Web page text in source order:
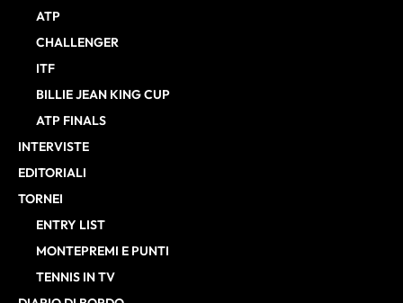
ATP
CHALLENGER
ITF
BILLIE JEAN KING CUP
ATP FINALS
INTERVISTE
EDITORIALI
TORNEI
ENTRY LIST
MONTEPREMI E PUNTI
TENNIS IN TV